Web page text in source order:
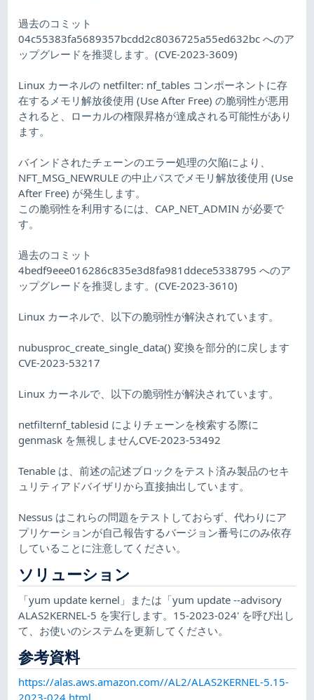
過去のコミット
04c55383fa5689357bcdd2c8036725a55ed632bc へのア
ップグレードを推奨します。(CVE-2023-3609)
Linux カーネルの netfilter: nf_tables コンポーネントに存
在するメモリ解放後使用 (Use After Free) の脆弱性が悪用
されると、ローカルの権限昇格が達成される可能性があり
ます。
バインドされたチェーンのエラー処理の欠陥により、
NFT_MSG_NEWRULE の中止パスでメモリ解放後使用 (Use
After Free) が発生します。
この脆弱性を利用するには、CAP_NET_ADMIN が必要で
す。
過去のコミット
4bedf9eee016286c835e3d8fa981ddece5338795 へのア
ップグレードを推奨します。(CVE-2023-3610)
Linux カーネルで、以下の脆弱性が解決されています。
nubusproc_create_single_data() 変換を部分的に戻します
CVE-2023-53217
Linux カーネルで、以下の脆弱性が解決されています。
netfilternf_tablesid によりチェーンを検索する際に
genmask を無視しませんCVE-2023-53492
Tenable は、前述の記述ブロックをテスト済み製品のセキ
ュリティアドバイザリから直接抽出しています。
Nessus はこれらの問題をテストしておらず、代わりにア
プリケーションが自己報告するバージョン番号にのみ依存
していることに注意してください。
ソリューション
「yum update kernel」または「yum update --advisory
ALAS2KERNEL-5 を実行します。15-2023-024' を呼び出し
て、お使いのシステムを更新してください。
参考資料
https://alas.aws.amazon.com//AL2/ALAS2KERNEL-5.15-